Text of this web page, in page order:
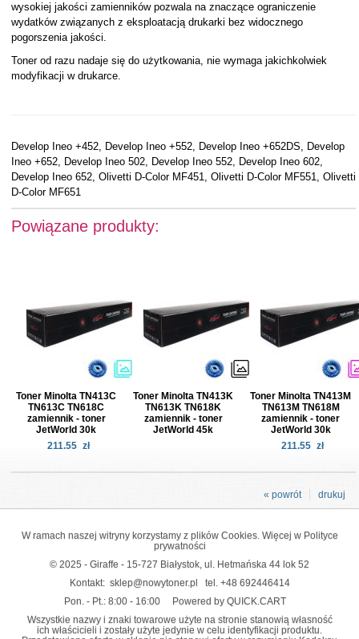
wysokiej jakości zamienników pozwala na znaczące ograniczenie
wydatków związanych z eksploatacją drukarki bez widocznego
pogorszenia jakości.
Toner od razu nadaje się do użytkowania, nie wymaga jakichkolwiek
modyfikacji w drukarce.
Develop Ineo +452, Develop Ineo +552, Develop Ineo +652DS, Develop
Ineo +652, Develop Ineo 502, Develop Ineo 552, Develop Ineo 602,
Develop Ineo 652, Olivetti D-Color MF451, Olivetti D-Color MF551, Olivetti
D-Color MF651
Powiązane produkty:
Toner Minolta TN413C
TN613C TN618C
zamiennik - toner
JetWorld 30k
211.55 zł
Toner Minolta TN413K
TN613K TN618K
zamiennik - toner
JetWorld 45k
Toner Minolta TN413M
TN613M TN618M
zamiennik - toner
JetWorld 30k
211.55 zł
drukuj
« powrót
W ramach naszej witryny korzystamy z plików Cookies. Więcej w Polityce
prywatności
© 2025 - Giraffe - 15-727 Białystok, ul. Hetmańska 44 lok 52
Kontakt: sklep@nowytoner.pl tel. +48 692446414
Pon. - Pt.: 8:00 - 16:00
Powered by QUICK.CART
Wszystkie nazwy i znaki towarowe użyte na stronie stanowią własność
ich właścicieli i zostały użyte jedynie w celu identyfikacji produktu.